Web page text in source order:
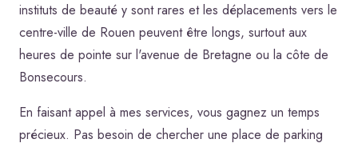
instituts de beauté y sont rares et les déplacements vers le
centre-ville de Rouen peuvent être longs, surtout aux
heures de pointe sur l'avenue de Bretagne ou la côte de
Bonsecours.
En faisant appel à mes services, vous gagnez un temps
précieux. Pas besoin de chercher une place de parking